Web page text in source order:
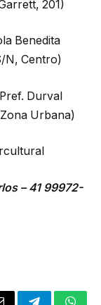
201)
Benedita
N, Centro)
Durval
Urbana)
– 41 99972-